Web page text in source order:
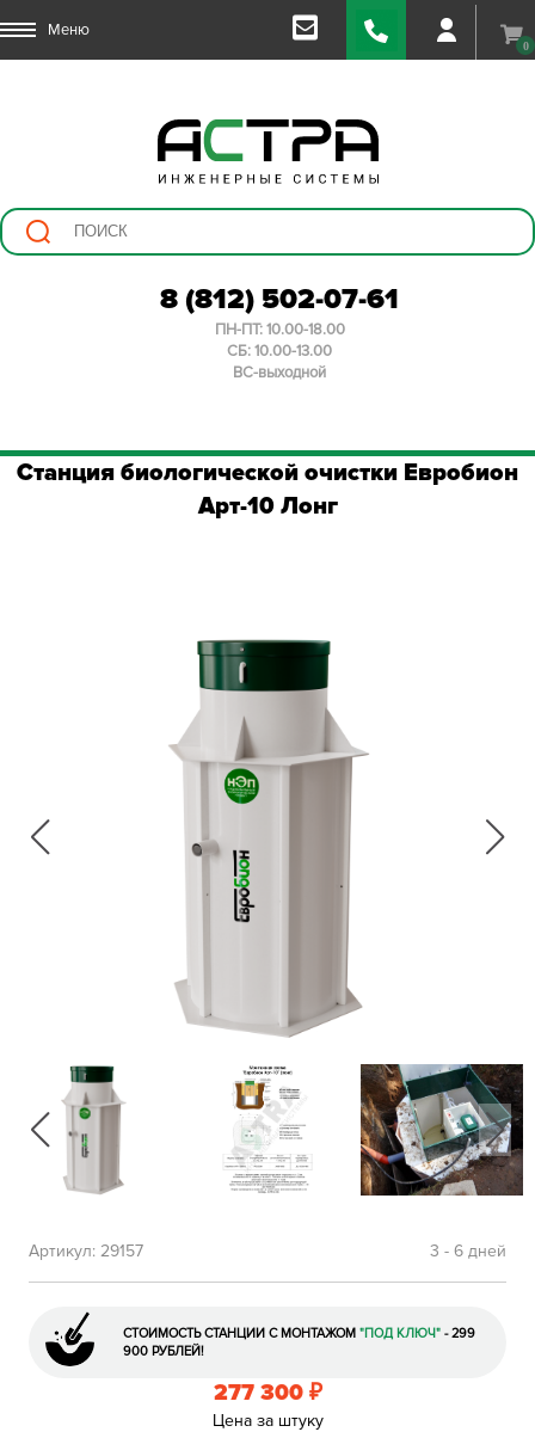
Меню
0
8 (812) 502-07-61
ПН-ПТ: 10.00-18.00
СБ: 10.00-13.00
ВС-выходной
Станция биологической очистки Евробион
Арт-10 Лонг
3 - 6 дней
Артикул: 29157
СТОИМОСТЬ СТАНЦИИ С МОНТАЖОМ"ПОД КЛЮЧ" - 299
900 РУБЛЕЙ!
277 300 ₽
Цена за штуку